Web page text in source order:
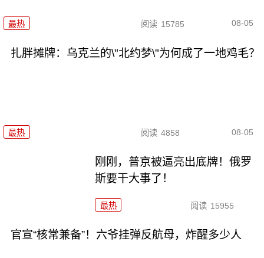
最热 阅读 15785 08-05
扎胖摊牌：乌克兰的\"北约梦\"为何成了一地鸡毛？
最热 阅读 4858 08-05
刚刚，普京被逼亮出底牌！俄罗
斯要干大事了！
最热 阅读 15955
官宣“核常兼备”！六爷挂弹反航母，炸醒多少人